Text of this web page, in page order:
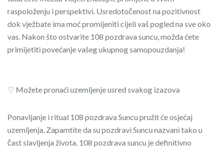
raspoloženju i perspektivi. Usredotočenost na pozitivnost
dok vježbate ima moć promijeniti cijeli vaš pogled na sve oko
vas. Nakon što ostvarite 108 pozdrava suncu, možda ćete
primijetiti povećanje vašeg ukupnog samopouzdanja!
♡ Možete pronaći uzemljenje usred svakog izazova
Ponavljanje i ritual 108 pozdrava Suncu pružit će osjećaj
uzemljenja. Zapamtite da su pozdravi Suncu nazvani tako u
čast slavljenja života. 108 pozdrava suncu je definitivno